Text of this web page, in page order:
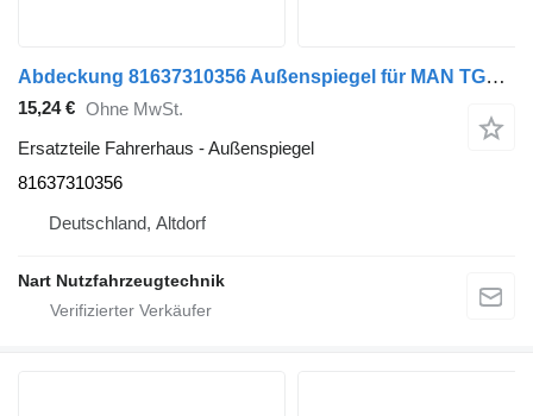
Abdeckung 81637310356 Außenspiegel für MAN TGX Sattelzugmaschine
15,24 € Ohne MwSt.
Ersatzteile Fahrerhaus - Außenspiegel
81637310356
Deutschland, Altdorf
Nart Nutzfahrzeugtechnik